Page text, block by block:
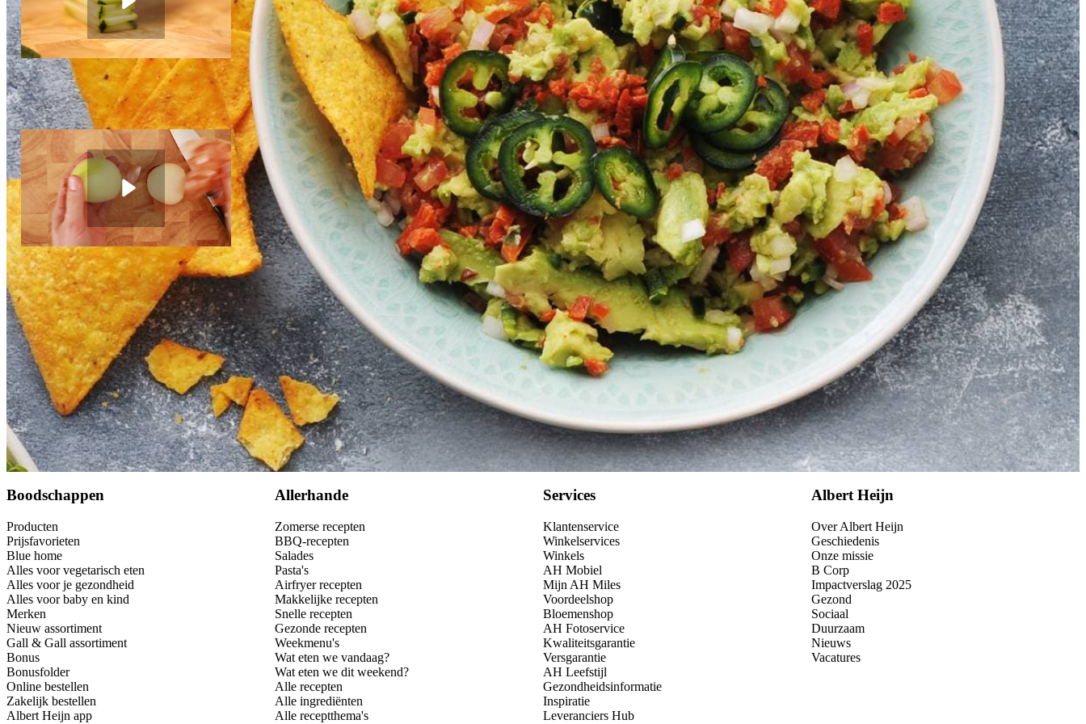
2avocado's
Kies producten
Dit heb je nodig
Brunoise snijden
Instructievideo- 00:38 min.
Ui snipperen
Instructievideo -00:52 min.
Wat vond je van dit recept?
Boodschappen
Producten
Prijsfavorieten
Blue home
Alles voor vegetarisch eten
Alles voor je gezondheid
Alles voor baby en kind
Merken
Nieuw assortiment
Gall & Gall assortiment
Bonus
Bonusfolder
Online bestellen
Zakelijk bestellen
Albert Heijn app
Allerhande
Zomerse recepten
BBQ-recepten
Salades
Pasta's
Airfryer recepten
Makkelijke recepten
Snelle recepten
Gezonde recepten
Weekmenu's
Wat eten we vandaag?
Wat eten we dit weekend?
Alle recepten
Alle ingrediënten
Alle receptthema's
Services
Klantenservice
Winkelservices
Winkels
AH Mobiel
Mijn AH Miles
Voordeelshop
Bloemenshop
AH Fotoservice
Kwaliteitsgarantie
Versgarantie
AH Leefstijl
Gezondheidsinformatie
Inspiratie
Leveranciers Hub
Albert Heijn
Over Albert Heijn
Geschiedenis
Onze missie
B Corp
Impactverslag 2025
Gezond
Sociaal
Duurzaam
Nieuws
Vacatures